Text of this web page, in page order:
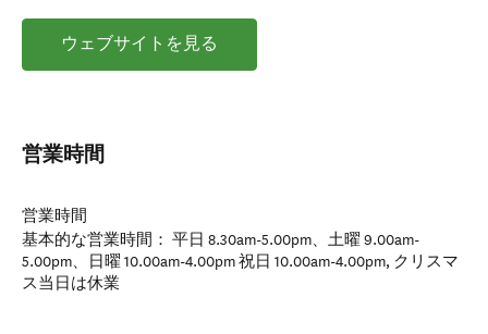
ウェブサイトを見る
営業時間
営業時間
基本的な営業時間： 平日 8.30am-5.00pm、土曜 9.00am-
5.00pm、日曜 10.00am-4.00pm 祝日 10.00am-4.00pm, クリスマ
ス当日は休業